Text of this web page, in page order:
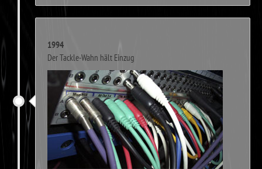
1994
Der Tackle-Wahn hält Einzug